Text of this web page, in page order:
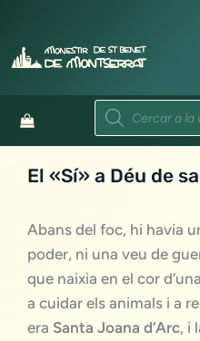
contingut
Products
search
El «Sí» a Déu de
Abans del foc, hi havia
poder, ni una veu de
que naixia en el cor
a cuidar els animals i a
era Santa Joana d’Arc, i